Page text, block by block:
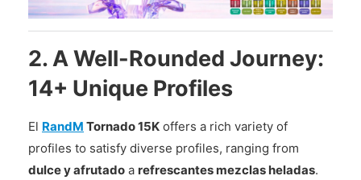
2. A Well-Rounded Journey:
14+ Unique Profiles
El RandM Tornado 15K offers a rich variety of
profiles to satisfy diverse profiles, ranging from
dulce y afrutado a refrescantes mezclas heladas.